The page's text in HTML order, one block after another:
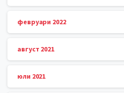
февруари 2022
август 2021
юли 2021